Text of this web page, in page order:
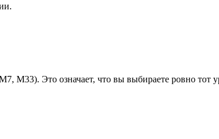
M33). Это означает, что вы выбираете ровно тот